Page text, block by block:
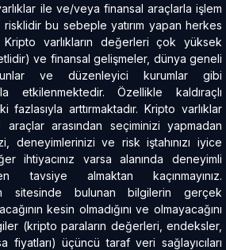
ile ve/veya finansal araçlarla işlem
bu sebeple yatırım yapan herkes
varlıkların değerleri çok yüksek
ve finansal gelişmeler, dünya geneli
ve düzenleyici kurumlar gibi
etkilenmektedir. Özellikle kaldıraçlı
arttırmaktadır. Kripto varlıklar
arasından seçiminizi yapmadan
deneyimlerinizi ve risk iştahınızı iyice
ihtiyacınız varsa alanında deneyimli
tavsiye almaktan kaçınmayınız.
sitesinde bulunan bilgilerin gerçek
kesin olmadığını ve olmayacağını
(kripto paraların değerleri, endeksler,
üçüncü taraf veri sağlayıcıları